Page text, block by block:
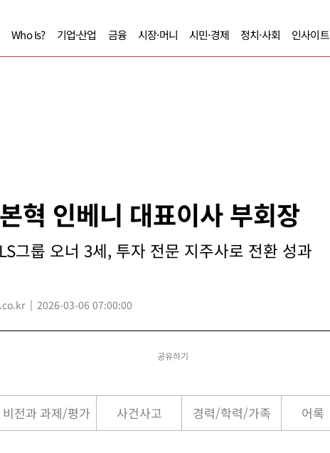
Who Is? 기업·산업 금융 시장·머니 시민·경제 정치·사회 인사이트
혁 인베니 대표이사 부회장
그룹 오너 3세, 투자 전문 지주사로 전환 성과
2026-03-06 07:00:00
공유하기
비전과 과제/평가 사건사고 경력/학력/가족 어록